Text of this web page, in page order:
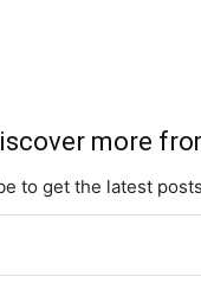
more from
to get the latest